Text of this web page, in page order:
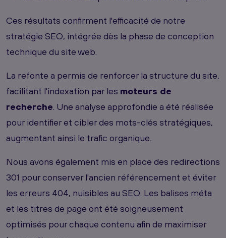
Ces résultats confirment l'efficacité de notre
stratégie SEO, intégrée dès la phase de conception
technique du site web.
La refonte a permis de renforcer la structure du site,
facilitant l'indexation par les moteurs de
recherche. Une analyse approfondie a été réalisée
pour identifier et cibler des mots-clés stratégiques,
augmentant ainsi le trafic organique.
Nous avons également mis en place des redirections
301 pour conserver l'ancien référencement et éviter
les erreurs 404, nuisibles au SEO. Les balises méta
et les titres de page ont été soigneusement
optimisés pour chaque contenu afin de maximiser